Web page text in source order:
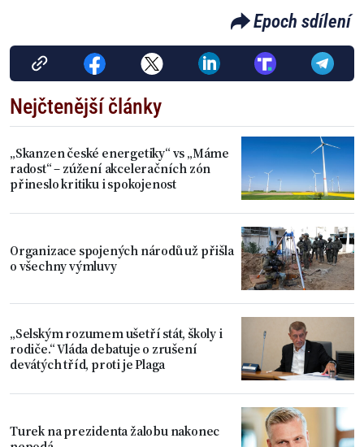
Epoch sdílení
Nejčtenější články
„Skanzen české energetiky“ vs „Máme
radost“ – zúžení akceleračních zón
přineslo kritiku i spokojenost
Organizace spojených národů už přišla
o všechny výmluvy
„Selským rozumem ušetří stát, školy i
rodiče.“ Vláda debatuje o zrušení
devátých tříd, proti je Plaga
Turek na prezidenta žalobu nakonec